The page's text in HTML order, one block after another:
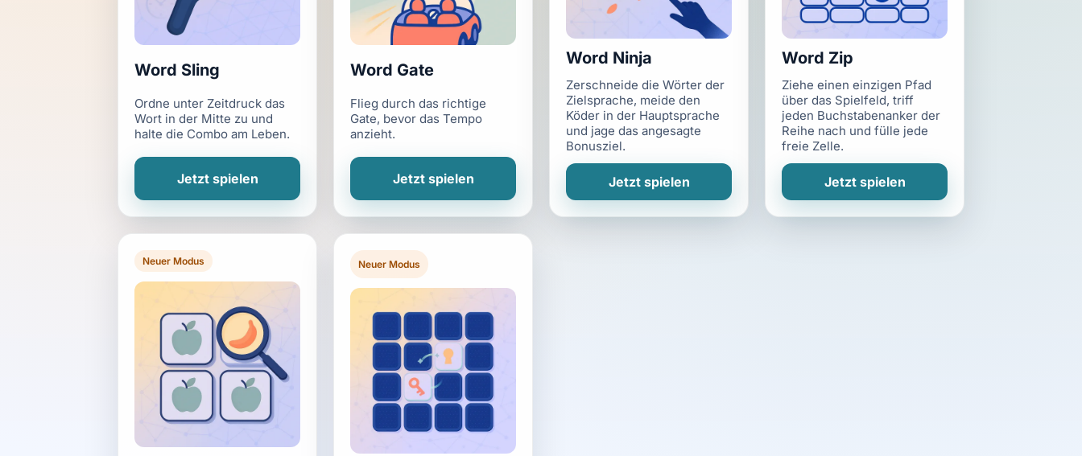
Word Sling
Ordne unter Zeitdruck das
Wort in der Mitte zu und
halte die Combo am Leben.
Jetzt spielen
Word Gate
Flieg durch das richtige
Gate, bevor das Tempo
anzieht.
Jetzt spielen
Word Ninja
Zerschneide die Wörter der
Zielsprache, meide den
Köder in der Hauptsprache
und jage das angesagte
Bonusziel.
Jetzt spielen
Word Zip
Ziehe einen einzigen Pfad
über das Spielfeld, triff
jeden Buchstabenanker der
Reihe nach und fülle jede
freie Zelle.
Jetzt spielen
Neuer Modus Neuer Modus